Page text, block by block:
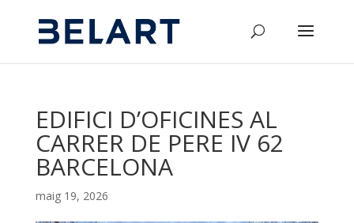
EDIFICI D’OFICINES AL
CARRER DE PERE IV 62
BARCELONA
maig 19, 2026